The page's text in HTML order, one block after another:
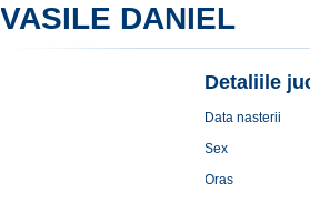
VASILE DANIEL
Detaliile
Data nasterii
Sex
Oras